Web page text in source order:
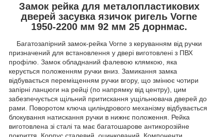
Замок рейка для металопластикових
дверей засувка язичок ригель Vorne
1950-2200 мм 92 мм 25 дорнмас.
Багатозапірний замок-рейка Vorne з керуванням від ручки
призначений для встановлення у двері виготовлені з ПВХ
профілю. Замок обладнаний фалевою клямкою, яка
керується положенням ручки вниз. Замикання замка
відбувається переміщенням ручки вгору, що змінює чотири
запірні ланцюги на рейці (по напрямку від центру), цим
забезпечується щільний притискання ущільнювача дверей до
рами. Поворотом ключа циліндрового механізму відбувається
блокування натискання ручки в нижнє положення. Рейка
виготовлена зі сталі та має багатошарове антикорозійне